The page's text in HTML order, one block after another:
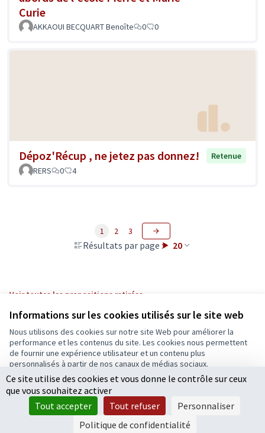
Informations sur les cookies utilisés sur le site web
Nous utilisons des cookies sur notre site Web pour améliorer la
performance et les contenus du site. Les cookies nous permettent
de fournir une expérience utilisateur et un contenu plus
personnalisés à partir de nos canaux de médias sociaux.
Tout accepter
Accepter seulement les cookies essentiels
Paramètres
Curie
AKKAOUI BECQUART Benoîte 0 0
Dépoz'Récup , ne jetez pas donnez!
Retenue
RERS
0 4
Résultats par page : 20
1 2 3
Voir toutes les propositions retirées
Conditions d'utilisation
Paramètres des cookies
Ecrivons Angers sur X
(Lien externe)
Ecrivons Angers sur Facebook
(Lien externe)
logiciel libre Decidim
(Lien externe)
.
Licence
(Lien
Ce site utilise des cookies et vous donne le contrôle sur ceux
que vous souhaitez activer
Tout accepter
Tout refuser
Personnaliser
Politique de confidentialité